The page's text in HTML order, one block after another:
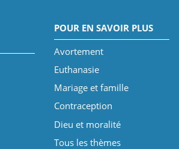
POUR EN SAVOIR PLUS
Avortement
Euthanasie
Mariage et famille
Contraception
Dieu et moralité
Tous les thèmes